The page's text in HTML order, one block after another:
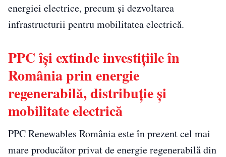
energiei electrice, precum și dezvoltarea
infrastructurii pentru mobilitatea electrică.
PPC își extinde investițiile în
România prin energie
regenerabilă, distribuție și
mobilitate electrică
PPC Renewables România este în prezent cel mai
mare producător privat de energie regenerabilă din